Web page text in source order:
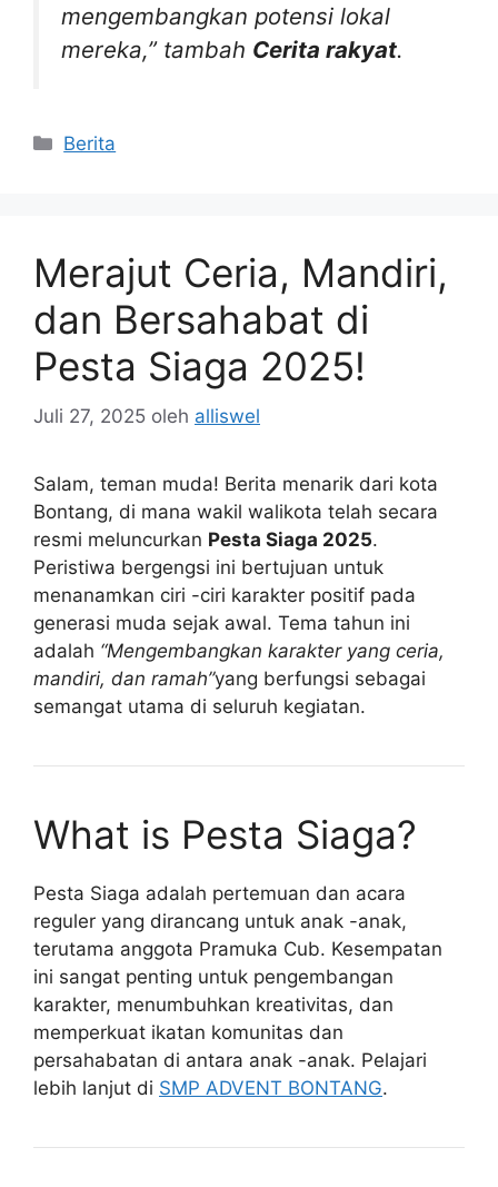
mengembangkan potensi lokal
mereka,” tambah Cerita rakyat.
Kategori
Berita
Merajut Ceria, Mandiri,
dan Bersahabat di
Pesta Siaga 2025!
Juli 27, 2025 oleh alliswel
Salam, teman muda! Berita menarik dari kota
Bontang, di mana wakil walikota telah secara
resmi meluncurkan Pesta Siaga 2025.
Peristiwa bergengsi ini bertujuan untuk
menanamkan ciri -ciri karakter positif pada
generasi muda sejak awal. Tema tahun ini
adalah “Mengembangkan karakter yang ceria,
mandiri, dan ramah”yang berfungsi sebagai
semangat utama di seluruh kegiatan.
What is Pesta Siaga?
Pesta Siaga adalah pertemuan dan acara
reguler yang dirancang untuk anak -anak,
terutama anggota Pramuka Cub. Kesempatan
ini sangat penting untuk pengembangan
karakter, menumbuhkan kreativitas, dan
memperkuat ikatan komunitas dan
persahabatan di antara anak -anak. Pelajari
lebih lanjut di SMP ADVENT BONTANG.